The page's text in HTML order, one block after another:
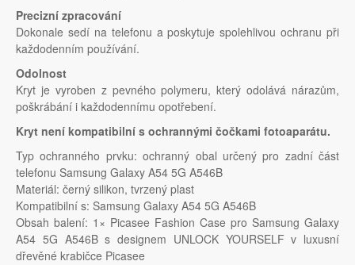
Precizní zpracování
Dokonale sedí na telefonu a poskytuje spolehlivou ochranu při
každodenním používání.
Odolnost
Kryt je vyroben z pevného polymeru, který odolává nárazům,
poškrábání i každodennímu opotřebení.
Kryt není kompatibilní s ochrannými čočkami fotoaparátu.
Typ ochranného prvku: ochranný obal určený pro zadní část
telefonu Samsung Galaxy A54 5G A546B
Materiál: černý silikon, tvrzený plast
Kompatibilní s: Samsung Galaxy A54 5G A546B
Obsah balení: 1× Picasee Fashion Case pro Samsung Galaxy
A54 5G A546B s designem UNLOCK YOURSELF v luxusní
dřevěné krabičce Picasee